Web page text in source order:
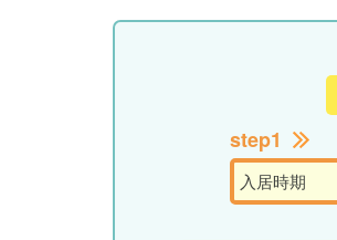
step1